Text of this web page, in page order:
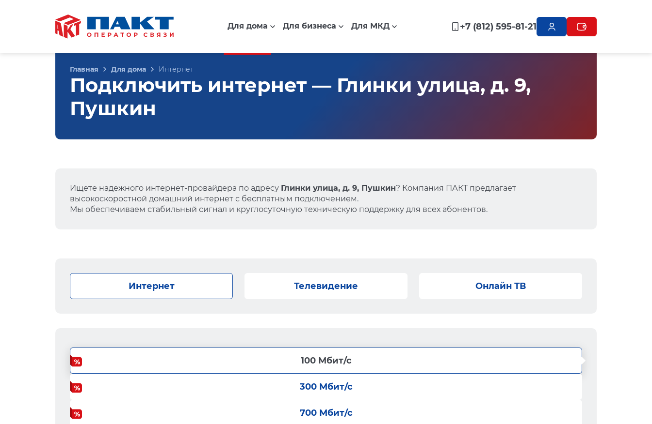
Для дома Для бизнеса Для МКД +7 (812) 595-81-21
Главная Для дома Интернет
Подключить интернет — Глинки улица, д. 9,
Пушкин
Ищете надежного интернет-провайдера по адресу Глинки улица, д. 9, Пушкин? Компания ПАКТ предлагает
высокоскоростной домашний интернет с бесплатным подключением.
Мы обеспечиваем стабильный сигнал и круглосуточную техническую поддержку для всех абонентов.
Интернет Телевидение Онлайн ТВ
100 Мбит/с
300 Мбит/с
700 Мбит/с